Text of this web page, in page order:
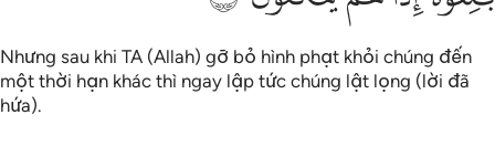
Nhưng sau khi TA (Allah) gỡ bỏ hình phạt khỏi chúng đến
một thời hạn khác thì ngay lập tức chúng lật lọng (lời đã
hứa).